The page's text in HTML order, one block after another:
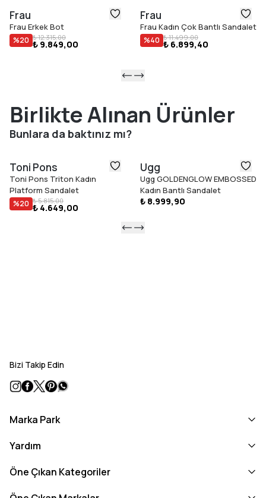
Frau
Frau Erkek Bot
%20 ₺ 12.315,00
₺ 9.849,00
Frau
Frau Kadın Çok Bantlı Sandalet
%40 ₺ 11.499,00
₺ 6.899,40
Birlikte Alınan Ürünler
Bunlara da baktınız mı?
Toni Pons
Toni Pons Triton Kadın
Platform Sandalet
%20 ₺ 5.815,00
₺ 4.649,00
Ugg
Ugg GOLDENGLOW EMBOSSED
Kadın Bantlı Sandalet
₺ 8.999,90
Bizi Takip Edin
Marka Park
Yardım
Öne Çıkan Kategoriler